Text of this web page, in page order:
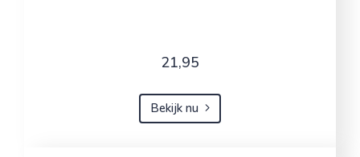
21,95
Bekijk nu